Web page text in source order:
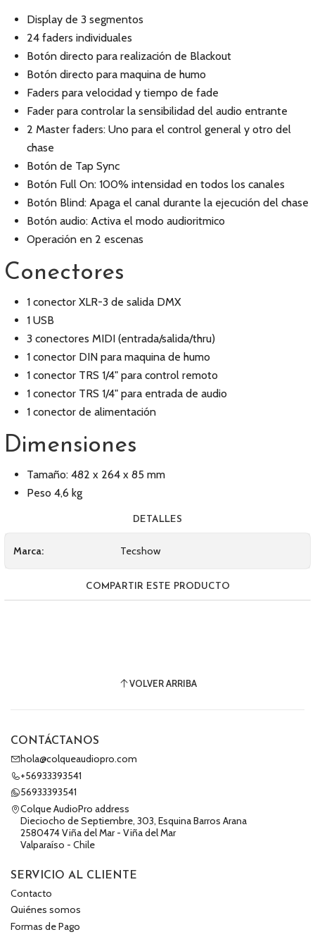
Display de 3 segmentos
24 faders individuales
Botón directo para realización de Blackout
Botón directo para maquina de humo
Faders para velocidad y tiempo de fade
Fader para controlar la sensibilidad del audio entrante
2 Master faders: Uno para el control general y otro del
chase
Botón de Tap Sync
Botón Full On: 100% intensidad en todos los canales
Botón Blind: Apaga el canal durante la ejecución del chase
Botón audio: Activa el modo audioritmico
Operación en 2 escenas
Conectores
1 conector XLR-3 de salida DMX
1 USB
3 conectores MIDI (entrada/salida/thru)
1 conector DIN para maquina de humo
1 conector TRS 1/4" para control remoto
1 conector TRS 1/4" para entrada de audio
1 conector de alimentación
Dimensiones
Tamaño: 482 x 264 x 85 mm
Peso 4,6 kg
DETALLES
Marca: Tecshow
COMPARTIR ESTE PRODUCTO
VOLVER ARRIBA
CONTÁCTANOS
hola@colqueaudiopro.com
+56933393541
56933393541
Colque AudioPro address
Dieciocho de Septiembre, 303, Esquina Barros Arana
2580474 Viña del Mar - Viña del Mar
Valparaíso - Chile
SERVICIO AL CLIENTE
Contacto
Quiénes somos
Formas de Pago